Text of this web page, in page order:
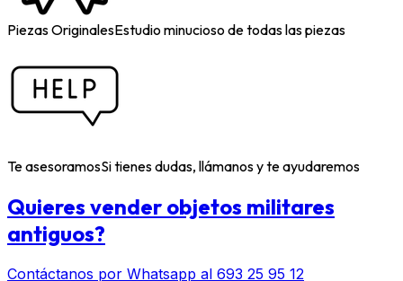
Piezas OriginalesEstudio minucioso de todas las piezas
Te asesoramosSi tienes dudas, llámanos y te ayudaremos
Quieres vender objetos militares
antiguos?
Contáctanos por Whatsapp al 693 25 95 12